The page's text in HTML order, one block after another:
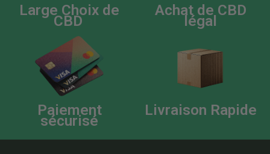
Large Choix de
CBD
Achat de CBD
légal
Paiement
sécurisé
Livraison Rapide